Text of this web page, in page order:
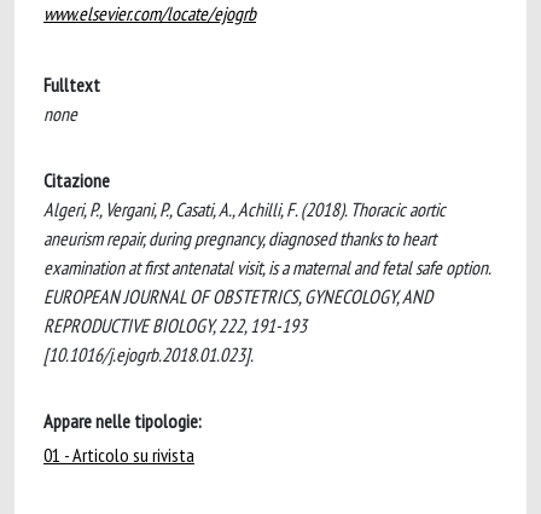
www.elsevier.com/locate/ejogrb
Fulltext
none
Citazione
Algeri, P., Vergani, P., Casati, A., Achilli, F. (2018). Thoracic aortic
aneurism repair, during pregnancy, diagnosed thanks to heart
examination at first antenatal visit, is a maternal and fetal safe option.
EUROPEAN JOURNAL OF OBSTETRICS, GYNECOLOGY, AND
REPRODUCTIVE BIOLOGY, 222, 191-193
[10.1016/j.ejogrb.2018.01.023].
Appare nelle tipologie:
01 - Articolo su rivista